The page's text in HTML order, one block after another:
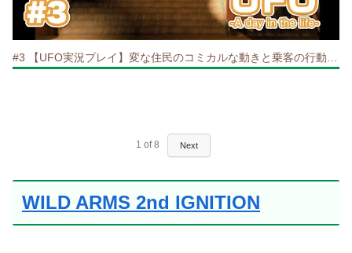
1 of 8 Next
WILD ARMS 2nd IGNITION